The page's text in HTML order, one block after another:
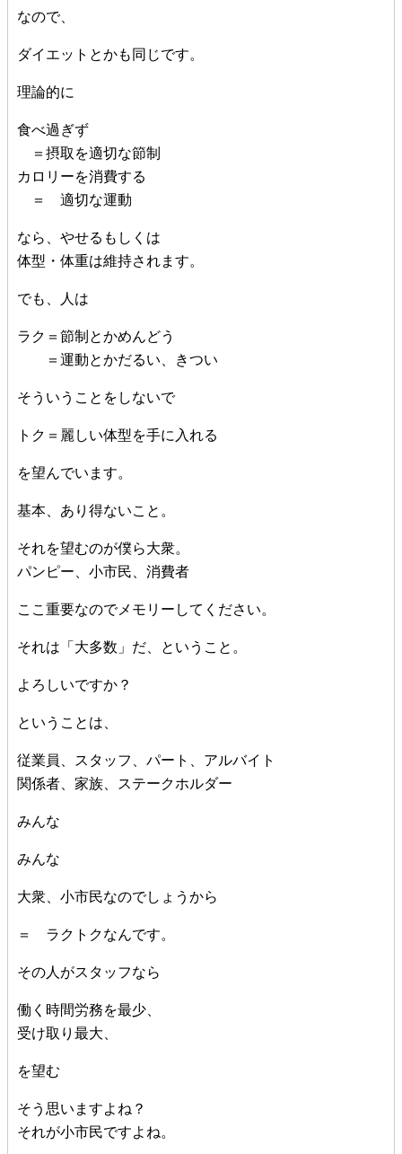
なので、
ダイエットとかも同じです。
理論的に
食べ過ぎず
＝摂取を適切な節制
カロリーを消費する
＝ 適切な運動
なら、やせるもしくは
体型・体重は維持されます。
でも、人は
ラク＝節制とかめんどう
＝運動とかだるい、きつい
そういうことをしないで
トク＝麗しい体型を手に入れる
を望んでいます。
基本、あり得ないこと。
それを望むのが僕ら大衆。
パンピー、小市民、消費者
ここ重要なのでメモリーしてください。
それは「大多数」だ、ということ。
よろしいですか？
ということは、
従業員、スタッフ、パート、アルバイト
関係者、家族、ステークホルダー
みんな
みんな
大衆、小市民なのでしょうから
＝ ラクトクなんです。
その人がスタッフなら
働く時間労務を最少、
受け取り最大、
を望む
そう思いますよね？
それが小市民ですよね。